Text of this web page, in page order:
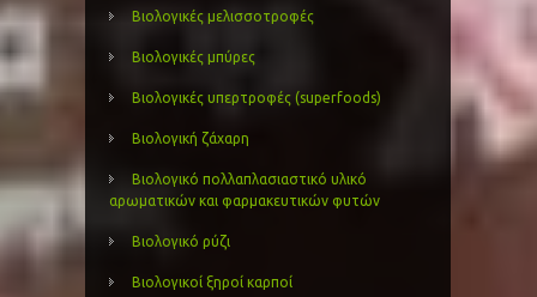
Βιολογικές μελισσοτροφές
Βιολογικές μπύρες
Βιολογικές υπερτροφές (superfoods)
Βιολογική ζάχαρη
Βιολογικό πολλαπλασιαστικό υλικό
αρωματικών και φαρμακευτικών φυτών
Βιολογικό ρύζι
Βιολογικοί ξηροί καρποί